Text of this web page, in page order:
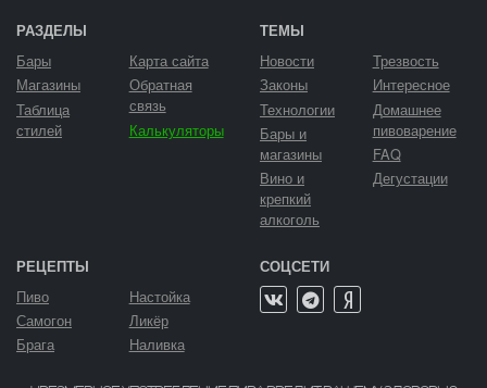
РАЗДЕЛЫ
Бары
Магазины
Таблица
стилей
Карта сайта
Обратная
связь
Калькуляторы
ТЕМЫ
Новости
Законы
Технологии
Бары и
магазины
Вино и
крепкий
алкоголь
Трезвость
Интересное
Домашнее
пивоварение
FAQ
Дегустации
РЕЦЕПТЫ
Пиво
Самогон
Брага
Настойка
Ликёр
Наливка
СОЦСЕТИ